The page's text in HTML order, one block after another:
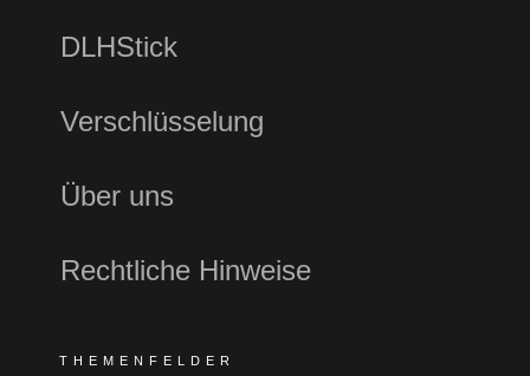
DLHStick
Verschlüsselung
Über uns
Rechtliche Hinweise
THEMENFELDER